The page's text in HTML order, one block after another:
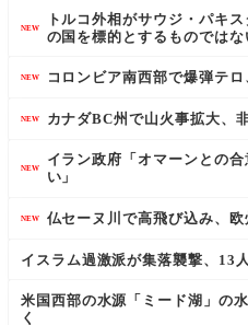
NEW
トルコ外相がサウジ・パキ
の国を標的とするものではな
NEW コロンビア南西部で爆弾テ
NEW カナダBC州で山火事拡大、
NEW
イラン政府「オマーンとの
い」
NEW 仏セーヌ川で高飛び込み、
イスラム過激派が集落襲撃、13
米国西部の水源「ミード湖」の
く